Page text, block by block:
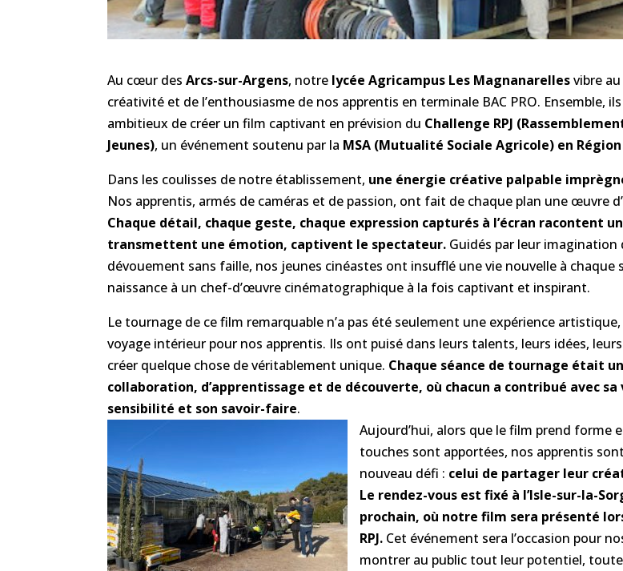
Au cœur des Arcs-sur-Argens, notre lycée Agricampus Les Magnanarellesvibre
créativité et de l’enthousiasme de nos apprentis en terminale BAC PRO. Ensemble,
ambitieux de créer un film captivant en prévision du Challenge RPJ
Jeunes), un événement soutenu par la MSA (Mutualité Sociale Agricole) en
Dans les coulisses de notre établissement, une énergie créative palpable
Nos apprentis, armés de caméras et de passion, ont fait de chaque plan une œuvre
Chaque détail, chaque geste, chaque expression capturés à l’écran racontent
transmettent une émotion, captivent le spectateur. Guidés par leur
dévouement sans faille, nos jeunes cinéastes ont insufflé une vie nouvelle à chaque
naissance à un chef-d’œuvre cinématographique à la fois captivant et inspirant.
Le tournage de ce film remarquable n’a pas été seulement une expérience
voyage intérieur pour nos apprentis. Ils ont puisé dans leurs talents, leurs idées,
créer quelque chose de véritablement unique. Chaque séance de tournage était
collaboration, d’apprentissage et de découverte, où chacun a contribué avec sa
sensibilité et son savoir-faire.
Aujourd’hui, alors que le film prend forme
touches sont apportées, nos apprentis
nouveau défi : celui de partager leur
Le rendez-vous est fixé à l’Isle-sur-la-
prochain, où notre film sera présenté
RPJ. Cet événement sera l’occasion pour
montrer au public tout leur potentiel,